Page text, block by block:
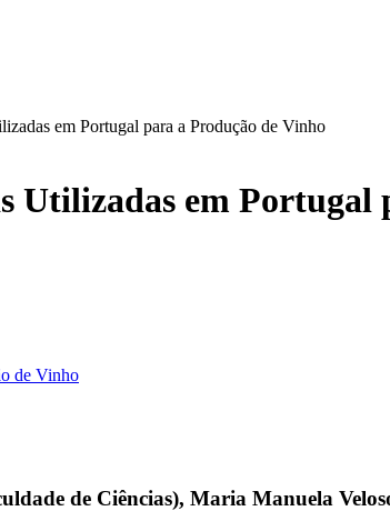
em Portugal para a Produção de Vinho
Utilizadas em Portugal
de Vinho
de Ciências), Maria Manuela